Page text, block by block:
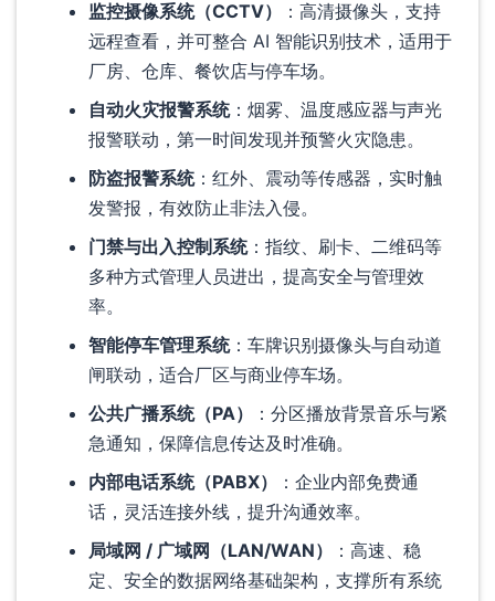
监控摄像系统（CCTV）
：高清摄像头，支持
远程查看，并可整合 AI 智能识别技术，适用于
厂房、仓库、餐饮店与停车场。
自动火灾报警系统：烟雾、温度感应器与声光
报警联动，第一时间发现并预警火灾隐患。
防盗报警系统：红外、震动等传感器，实时触
发警报，有效防止非法入侵。
门禁与出入控制系统：指纹、刷卡、二维码等
多种方式管理人员进出，提高安全与管理效
率。
智能停车管理系统：车牌识别摄像头与自动道
闸联动，适合厂区与商业停车场。
公共广播系统（PA）
：分区播放背景音乐与紧
急通知，保障信息传达及时准确。
内部电话系统（PABX）
：企业内部免费通
话，灵活连接外线，提升沟通效率。
局域网 / 广域网（LAN/WAN）
：高速、稳
定、安全的数据网络基础架构，支撑所有系统